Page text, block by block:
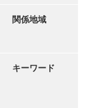
石田家文
関係地域
キーワード